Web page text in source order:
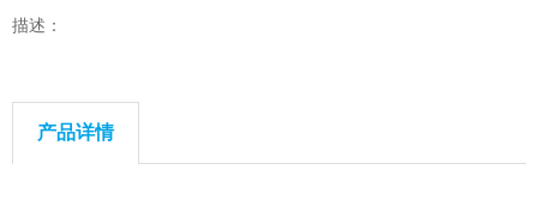
描述：
产品详情